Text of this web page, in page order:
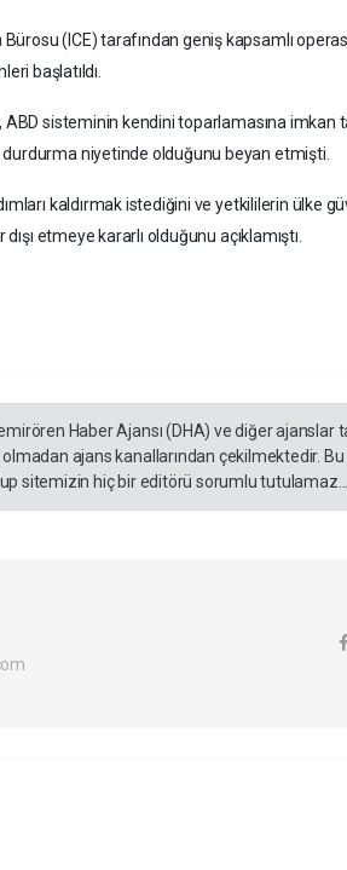
(ICE) tarafından geniş kapsamlı
başlatıldı.
ABD sisteminin kendini toparlamasına imkan
niyetinde olduğunu beyan etmişti.
kaldırmak istediğini ve yetkililerin ülke
etmeye kararlı olduğunu açıklamıştı.
Haber Ajansı (DHA) ve diğer ajanslar
ajans kanallarından çekilmektedir.
sitemizin hiç bir editörü sorumlu tutulamaz...